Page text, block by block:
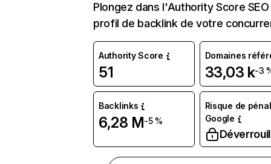
Plongez dans l'Authority Score
profil de backlink de votre
Authority Score
51
Domaines
33,03 k-3
Backlinks
6,28 M-5 %
Risque de
Google